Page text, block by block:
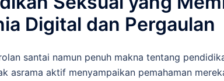
Digital dan Pergaulan
santai namun penuh makna tentang
asrama aktif menyampaikan pemahaman